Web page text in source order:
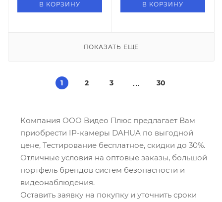
В КОРЗИНУ В КОРЗИНУ
ПОКАЗАТЬ ЕЩЕ
1 2 3 30
Компания ООО Видео Плюс предлагает Вам
приобрести IP-камеры DAHUA по выгодной
цене, Тестирование бесплатное, скидки до 30%.
Отличные условия на оптовые заказы, большой
портфель брендов систем безопасности и
видеонаблюдения.
Оставить заявку на покупку и уточнить сроки